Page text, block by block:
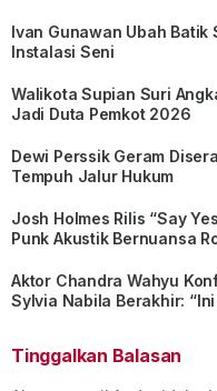
Ivan Gunawan Ubah
Instalasi Seni
Walikota Supian Suri
Jadi Duta Pemkot 2026
Dewi Perssik Geram
Tempuh Jalur Hukum
Josh Holmes Rilis “Say
Punk Akustik Bernuansa
Aktor Chandra Wahyu
Sylvia Nabila Berakhir:
Tinggalkan Balasan